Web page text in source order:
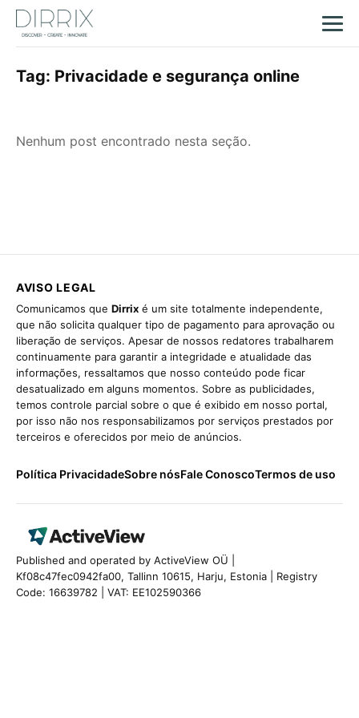
Tag: Privacidade e segurança online
Nenhum post encontrado nesta seção.
AVISO LEGAL
Comunicamos que Dirrix é um site totalmente independente,
que não solicita qualquer tipo de pagamento para aprovação ou
liberação de serviços. Apesar de nossos redatores trabalharem
continuamente para garantir a integridade e atualidade das
informações, ressaltamos que nosso conteúdo pode ficar
desatualizado em alguns momentos. Sobre as publicidades,
temos controle parcial sobre o que é exibido em nosso portal,
por isso não nos responsabilizamos por serviços prestados por
terceiros e oferecidos por meio de anúncios.
Política PrivacidadeSobre nósFale ConoscoTermos de uso
Published and operated by ActiveView OÜ |
Kf08c47fec0942fa00, Tallinn 10615, Harju, Estonia | Registry
Code: 16639782 | VAT: EE102590366